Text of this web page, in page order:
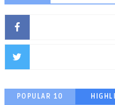
POPULAR 10